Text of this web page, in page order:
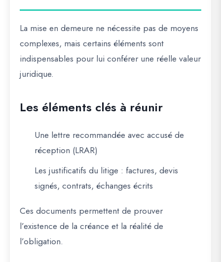
La mise en demeure ne nécessite pas de moyens
complexes, mais certains éléments sont
indispensables pour lui conférer une réelle valeur
juridique.
Les éléments clés à réunir
Une lettre recommandée avec accusé de
réception (LRAR)
Les justificatifs du litige : factures, devis
signés, contrats, échanges écrits
Ces documents permettent de prouver
l’existence de la créance et la réalité de
l’obligation.